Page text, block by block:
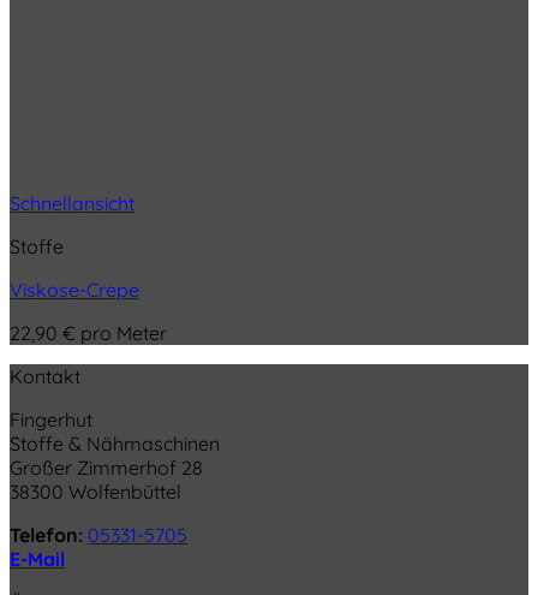
Schnellansicht
Stoffe
Viskose-Crepe
22,90 € pro Meter
Kontakt
Fingerhut
Stoffe & Nähmaschinen
Großer Zimmerhof 28
38300 Wolfenbüttel
Telefon: 05331-5705
E-Mail